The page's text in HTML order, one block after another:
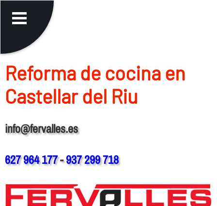
Reforma de cocina en
Castellar del Riu
info@fervalles.es
627 964 177-937 299 718